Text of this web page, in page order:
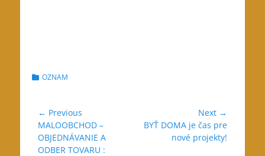
Categories
OZNAM
Navigácia
v
článku
← Previous
Previous
post:
MALOOBCHOD –
OBJEDNÁVANIE A
ODBER TOVARU :
Next →
NextBYŤ DOMA je čas pre
nové projekty!